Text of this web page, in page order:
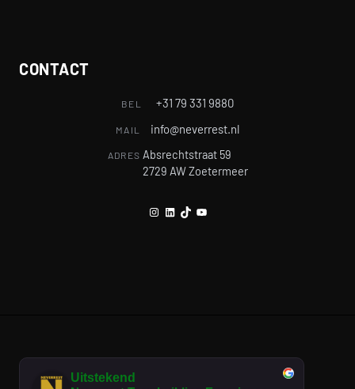
CONTACT
BEL +31 79 331 9880
MAIL info@neverrest.nl
ADRES Absrechtstraat 59
2729 AW Zoetermeer
Instagram
LinkedIn
TikTokYouTube
Uitstekend